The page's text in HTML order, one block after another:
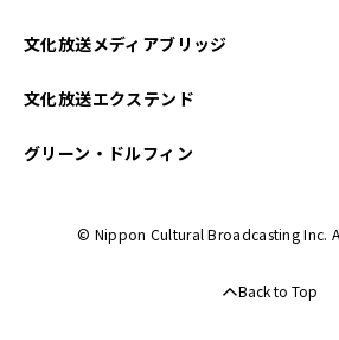
文化放送メディアブリッジ
文化放送エクステンド
グリーン・ドルフィン
© Nippon Cultural Broadcasting Inc.
Back to Top